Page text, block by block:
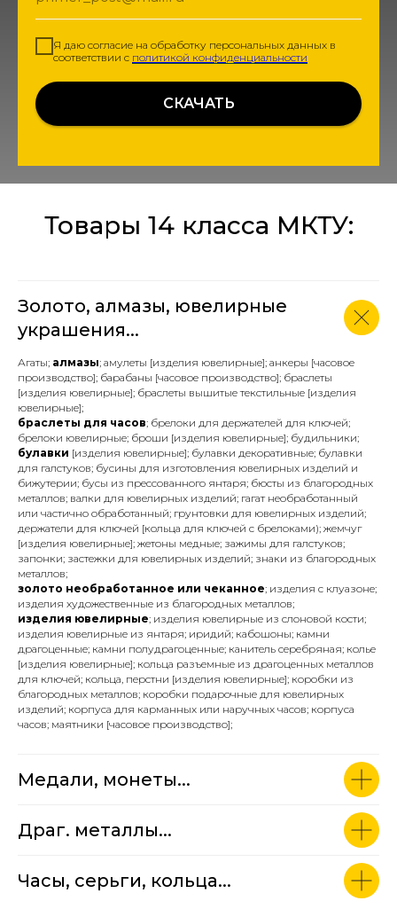
Я даю согласие на обработку персональных данных в
соответствии с политикой конфиденциальности
СКАЧАТЬ
Товары 14 класса МКТУ:
Золото, алмазы, ювелирные
украшения...
Агаты; алмазы; амулеты [изделия ювелирные]; анкеры [часовое
производство]; барабаны [часовое производство]; браслеты
[изделия ювелирные]; браслеты вышитые текстильные [изделия
ювелирные];
браслеты для часов; брелоки для держателей для ключей;
брелоки ювелирные; броши [изделия ювелирные]; будильники;
булавки [изделия ювелирные]; булавки декоративные; булавки
для галстуков; бусины для изготовления ювелирных изделий и
бижутерии; бусы из прессованного янтаря; бюсты из благородных
металлов; валки для ювелирных изделий; гагат необработанный
или частично обработанный; грунтовки для ювелирных изделий;
держатели для ключей [кольца для ключей с брелоками); жемчуг
[изделия ювелирные]; жетоны медные; зажимы для галстуков;
запонки; застежки для ювелирных изделий; знаки из благородных
металлов;
золото необработанное или чеканное; изделия c клуазоне;
изделия художественные из благородных металлов;
изделия ювелирные; изделия ювелирные из слоновой кости;
изделия ювелирные из янтаря; иридий; кабошоны; камни
драгоценные; камни полудрагоценные; канитель серебряная; колье
[изделия ювелирные]; кольца разъемные из драгоценных металлов
для ключей; кольца, перстни [изделия ювелирные]; коробки из
благородных металлов; коробки подарочные для ювелирных
изделий; корпуса для карманных или наручных часов; корпуса
часов; маятники [часовое производство];
Медали, монеты...
Драг. металлы...
Часы, серьги, кольца...